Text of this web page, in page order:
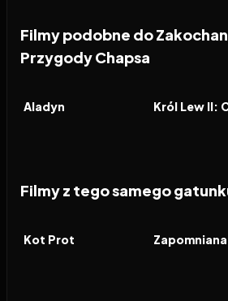
Filmy podobne do
Przygody Chapsa
FILM
Aladyn FILM
Filmy z tego samego
FILM
Kot Prot FILM